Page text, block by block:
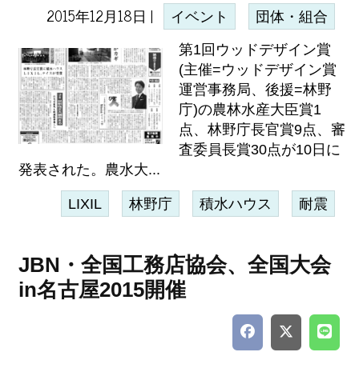
2015年12月18日 | イベント 団体・組合
第1回ウッドデザイン賞
(主催=ウッドデザイン賞
運営事務局、後援=林野
庁)の農林水産大臣賞1
点、林野庁長官賞9点、審
査委員長賞30点が10日に
発表された。農水大...
LIXIL 林野庁 積水ハウス 耐震
JBN・全国工務店協会、全国大会
in名古屋2015開催